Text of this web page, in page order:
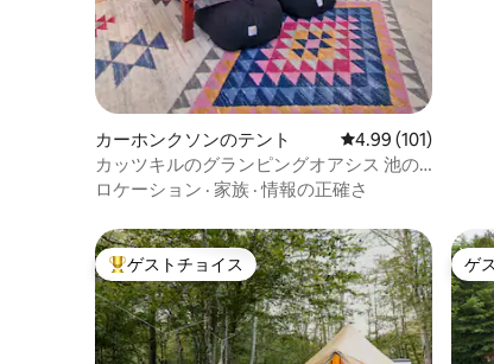
カーホンクソンのテント レビュー101件、5
4.99 (101)
カッツキルのグランピングオアシス 池の
ほとりでの朝食付き
ロケーション · 家族 ·情報の正確さ
大好評のゲストチョイスです。
ゲストチョイス ゲ
ゲ